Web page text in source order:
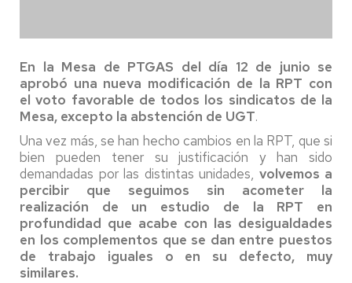
En la Mesa de PTGAS del día 12 de junio se
aprobó una nueva modificación de la RPT con
el voto favorable de todos los sindicatos de la
Mesa, excepto la abstención de UGT.
Una vez más, se han hecho cambios en la RPT, que si
bien pueden tener su justificación y han sido
demandadas por las distintas unidades, volvemos a
percibir que seguimos sin acometer la
realización de un estudio de la RPT en
profundidad que acabe con las desigualdades
en los complementos que se dan entre puestos
de trabajo iguales o en su defecto, muy
similares.